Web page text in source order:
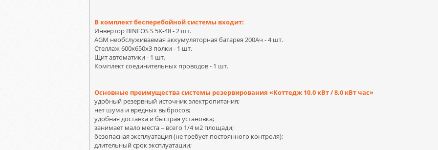
В комплект бесперебойной системы входит:
Инвертор BINEOS S 5K-48 - 2 шт.
AGM необслуживаемая аккумуляторная батарея 200Ач - 4 шт.
Стеллаж 600х650х3 полки - 1 шт.
Щит автоматики - 1 шт.
Комплект соединительных проводов - 1 шт.
Основные преимущества системы резервирования «Коттедж 10,0 кВт / 8,0 кВт час»
удобный резервный источник электропитания;
нет шума и вредных выбросов;
удобная доставка и быстрая установка;
занимает мало места – всего 1/4 м2 площади;
безопасная эксплуатация (не требует постоянного контроля);
длительный срок эксплуатации;